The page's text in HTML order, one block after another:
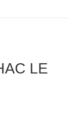
LE